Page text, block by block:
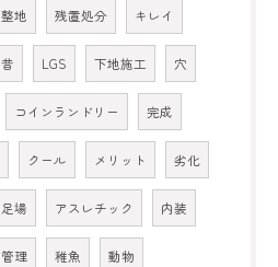
整地 残置処分 キレイ
昔 LGS 下地施工 穴
コインランドリー 完成
クール メリット 劣化
足場 アスレチック 内装
管理 稚魚 動物